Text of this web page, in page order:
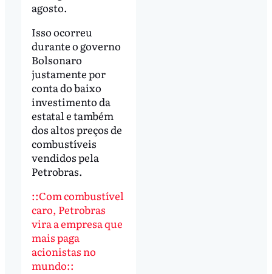
agosto.
Isso ocorreu
durante o governo
Bolsonaro
justamente por
conta do baixo
investimento da
estatal e também
dos altos preços de
combustíveis
vendidos pela
Petrobras.
::Com combustível
caro, Petrobras
vira a empresa que
mais paga
acionistas no
mundo::